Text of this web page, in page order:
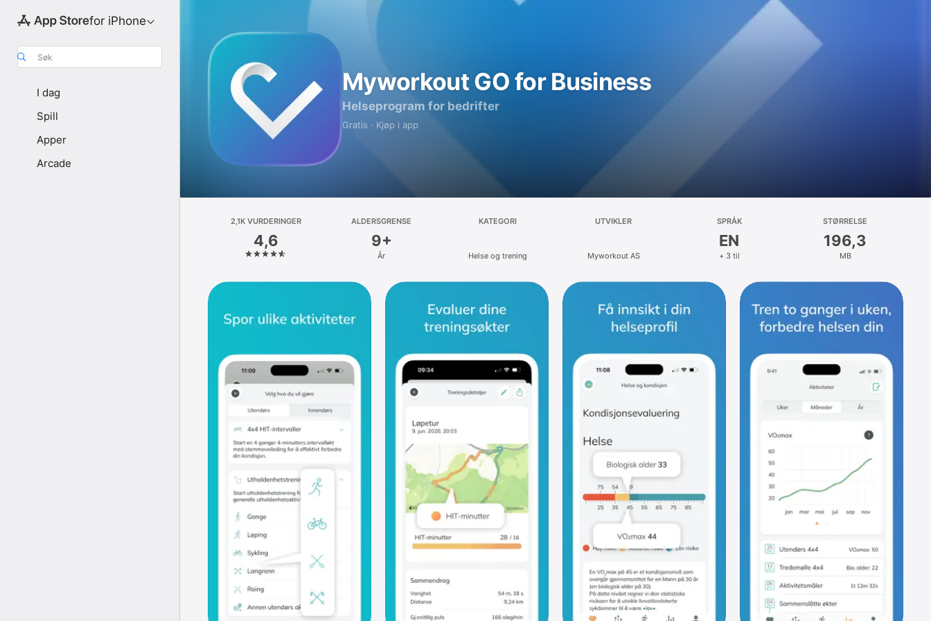
for iPhone
Søk
I dag
Spill
Apper
Arcade
Myworkout GO for Business
Helseprogram for bedrifter
Gratis · Kjøp i app
2,1K VURDERINGER
4,6
ALDERSGRENSE
9+
År
KATEGORI
Helse og trening
UTVIKLER
Myworkout AS
SPRÅK
EN
+ 3 til
STØRRELSE
196,3
MB